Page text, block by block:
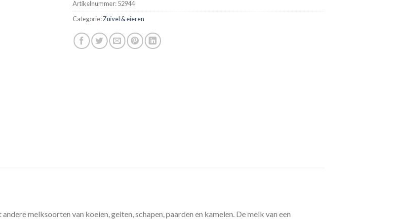
Artikelnummer:52944
Categorie:Zuivel & eieren
melksoorten van koeien, geiten, schapen, paarden en kamelen. De melk van een